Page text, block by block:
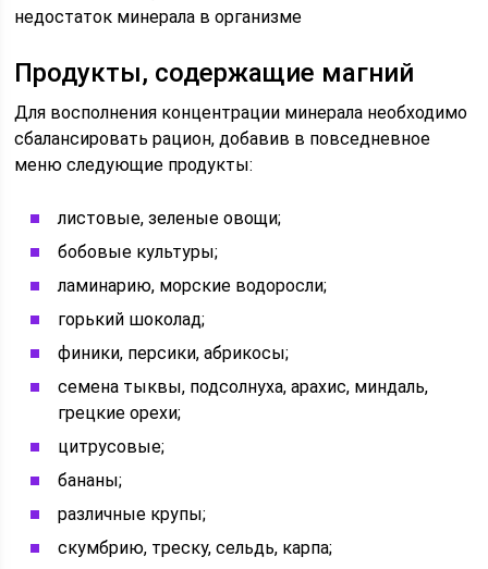
недостаток минерала в организме
Продукты, содержащие магний
Для восполнения концентрации минерала необходимо
сбалансировать рацион, добавив в повседневное
меню следующие продукты:
листовые, зеленые овощи;
бобовые культуры;
ламинарию, морские водоросли;
горький шоколад;
финики, персики, абрикосы;
семена тыквы, подсолнуха, арахис, миндаль,
грецкие орехи;
цитрусовые;
бананы;
различные крупы;
скумбрию, треску, сельдь, карпа;